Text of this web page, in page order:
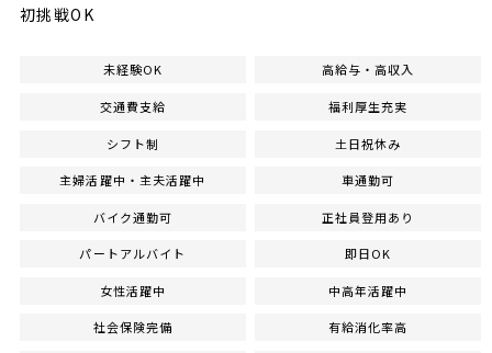
初挑戦OK
未経験OK 高給与・高収入
交通費支給 福利厚生充実
シフト制 土日祝休み
主婦活躍中・主夫活躍中 車通勤可
バイク通勤可 正社員登用あり
パートアルバイト 即日OK
女性活躍中 中高年活躍中
社会保険完備 有給消化率高